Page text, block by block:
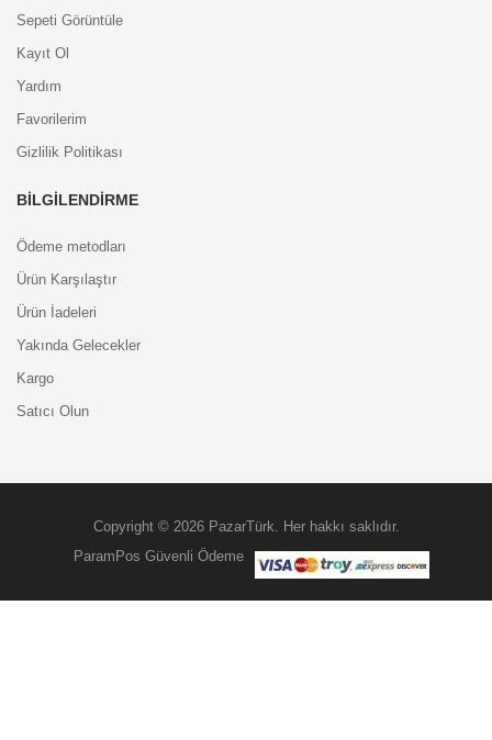
Sepeti Görüntüle
Kayıt Ol
Yardım
Favorilerim
Gizlilik Politikası
BILGILENDIRME
Ödeme metodları
Ürün Karşılaştır
Ürün İadeleri
Yakında Gelecekler
Kargo
Satıcı Olun
Copyright © 2026 PazarTürk. Her hakkı saklıdır.
ParamPos Güvenli Ödeme